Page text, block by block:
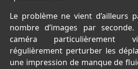
Le problème ne vient d’ailleurs
nombre d’images par
caméra particulièrement
régulièrement perturber les
une impression de manque de